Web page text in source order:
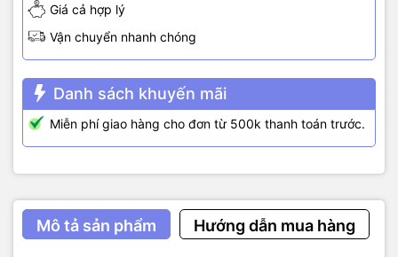
Giá cả hợp lý
Vận chuyển nhanh chóng
Danh sách khuyến mãi
Miễn phí giao hàng cho đơn từ 500k thanh toán trước.
Mô tả sản phẩm Hướng dẫn mua hàng